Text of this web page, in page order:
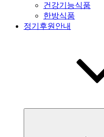
건강기능식품
한방식품
정기후원안내